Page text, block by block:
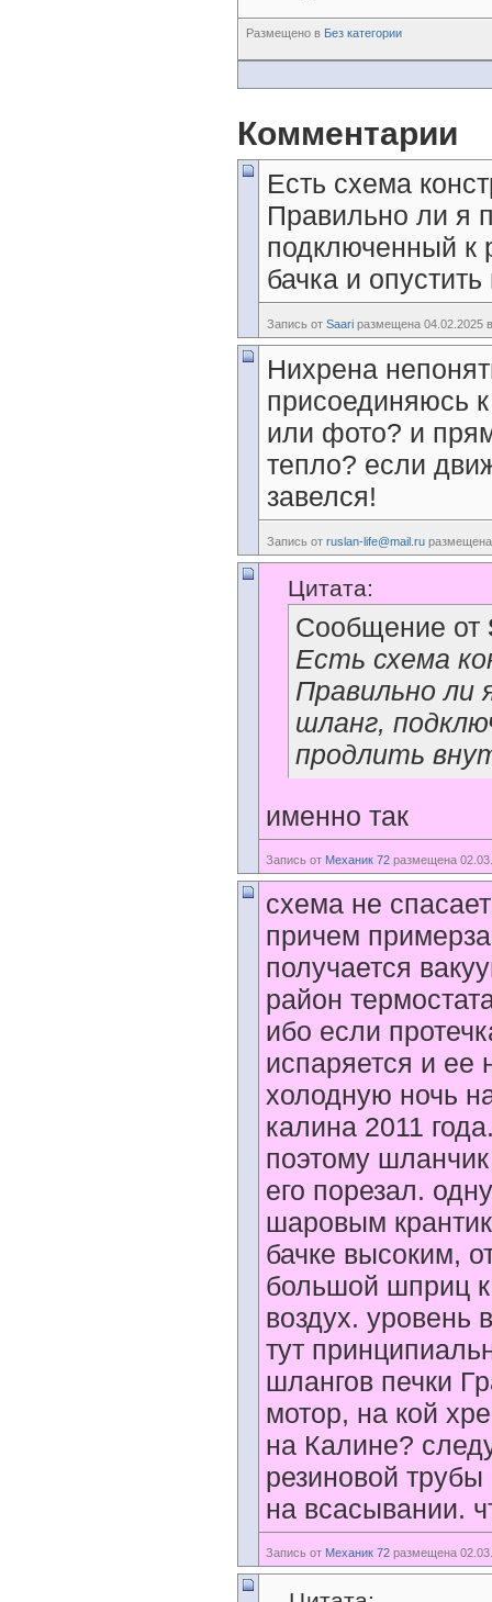
Размещено в Без категории
Комментарии
Есть схема
Правильно ли я
подключенный к
бачка и
Запись от Saari размещена 04.02.2025
Нихрена
присоединяюсь
или фото? и
тепло? если
завелся!
Запись от ruslan-life@mail.ru
Цитата:
Сообщение от
Есть схема
Правильно ли
шланг,
продлить
именно так
Запись от Механик 72 размещена
схема не
причем
получается
район
ибо если
испаряется и ее
холодную ночь
калина 2011
поэтому
его порезал.
шаровым
бачке высоким,
большой шприц к
воздух. уровень
тут
шлангов печки
мотор, на кой
на Калине?
резиновой
на всасывании.
Запись от Механик 72 размещена